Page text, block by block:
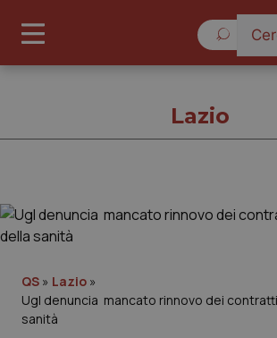
Governo e Parlamento
Lazio
QS » Lazio »
Ugl denuncia mancato rinnovo dei
sanità